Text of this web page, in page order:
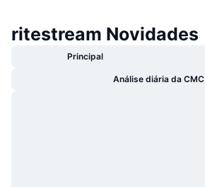
ritestream Novidades
Principal
Análise diária da CMC